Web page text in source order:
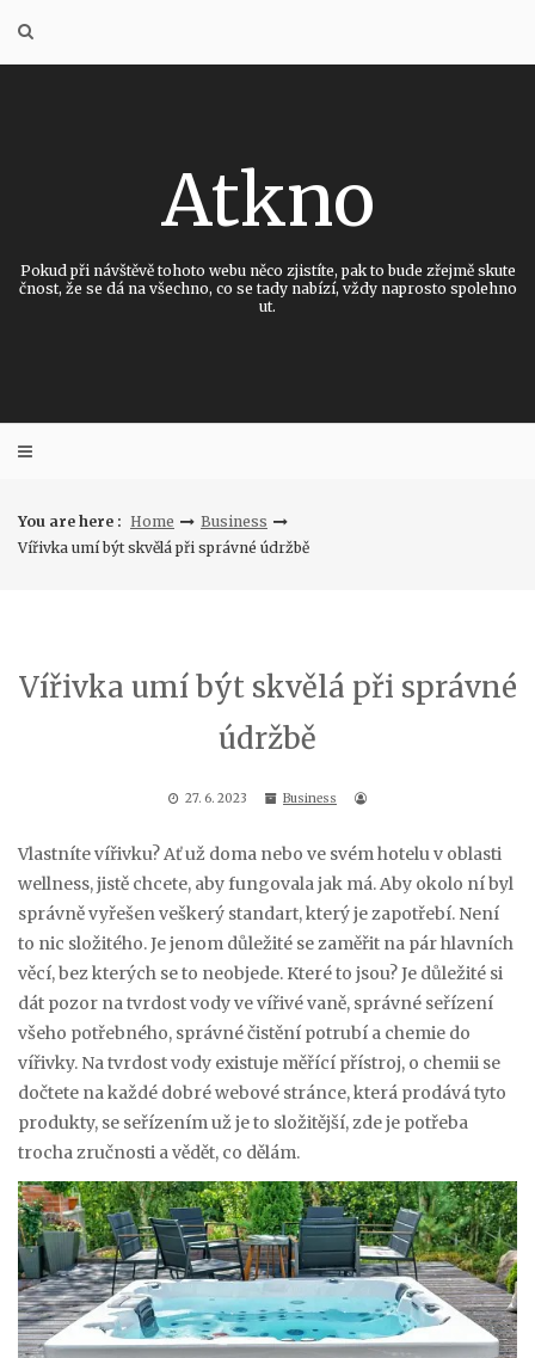
Atkno
Pokud při návštěvě tohoto webu něco zjistíte, pak to bude zřejmě skute
čnost, že se dá na všechno, co se tady nabízí, vždy naprosto spolehno
ut.
You are here : Home
Business
Vířivka umí být skvělá při správné údržbě
Vířivka umí být skvělá při správné
údržbě
27. 6. 2023 Business
Vlastníte vířivku? Ať už doma nebo ve svém hotelu v oblasti
wellness, jistě chcete, aby fungovala jak má. Aby okolo ní byl
správně vyřešen veškerý standart, který je zapotřebí. Není
to nic složitého. Je jenom důležité se zaměřit na pár hlavních
věcí, bez kterých se to neobjede. Které to jsou? Je důležité si
dát pozor na tvrdost vody ve vířivé vaně, správné seřízení
všeho potřebného, správné čistění potrubí a chemie do
vířivky. Na tvrdost vody existuje měřící přístroj, o chemii se
dočtete na každé dobré webové stránce, která prodává tyto
produkty, se seřízením už je to složitější, zde je potřeba
trocha zručnosti a vědět, co dělám.